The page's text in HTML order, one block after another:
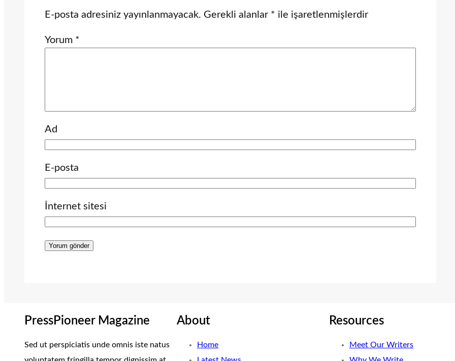
E-posta adresiniz yayınlanmayacak. Gerekli alanlar * ile işaretlenmişlerdir
Yorum *
Ad
E-posta
İnternet sitesi
PressPioneer Magazine
Sed ut perspiciatis unde omnis iste natus
About
Home
Resources
Meet Our Writers